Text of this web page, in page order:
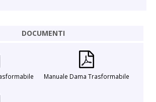
DOCUMENTI
Manuale Dama Trasformabile